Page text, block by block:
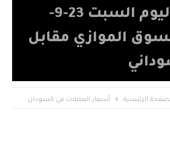
السودان اليوم السبت 23-9-
السوق الموازي مقابل
الرئيسية أسعار العملات في السودان